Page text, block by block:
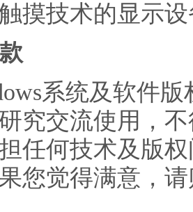
摸技术的显示
系统及软件
究交流使用，
任何技术及版
您觉得满意，